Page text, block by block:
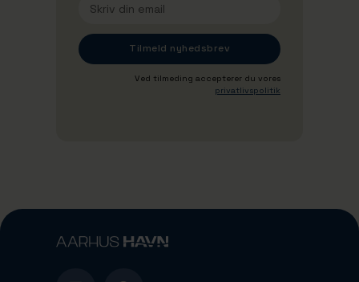
Ved tilmeding accepterer du vores
privatlivspolitik